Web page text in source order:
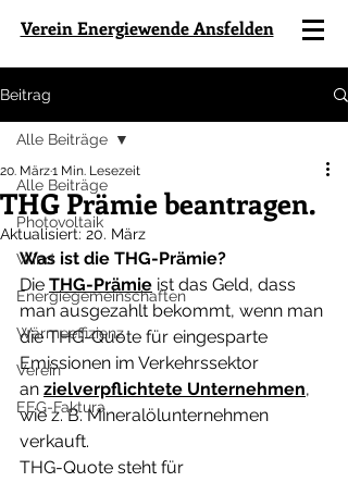
Verein Energiewende Ansfelden
Beitrag
Alle Beiträge
Photovoltaik
Wind
Energiegemeinschaften
Wärmeeffizienz
Verein
EEG-Faktura
Alle Beiträge
THG Prämie beantragen.
20. März1 Min. Lesezeit
Aktualisiert: 20. März
Was ist die THG-Prämie?
Die THG-Prämie ist das Geld, dass
man ausgezahlt bekommt, wenn man
die THG-Quote für eingesparte
Emissionen im Verkehrssektor
an zielverpflichtete Unternehmen,
wie z. B. Mineralölunternehmen
verkauft.
THG-Quote steht für